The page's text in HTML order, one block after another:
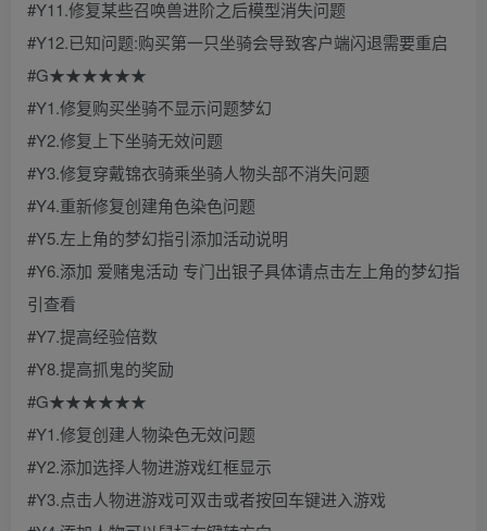
#Y11.修复某些召唤兽进阶之后模型消失问题
#Y12.已知问题:购买第一只坐骑会导致客户端闪退需要重启
#G★★★★★★
#Y1.修复购买坐骑不显示问题梦幻
#Y2.修复上下坐骑无效问题
#Y3.修复穿戴锦衣骑乘坐骑人物头部不消失问题
#Y4.重新修复创建角色染色问题
#Y5.左上角的梦幻指引添加活动说明
#Y6.添加 爱赌鬼活动 专门出银子具体请点击左上角的梦幻指
引查看
#Y7.提高经验倍数
#Y8.提高抓鬼的奖励
#G★★★★★★
#Y1.修复创建人物染色无效问题
#Y2.添加选择人物进游戏红框显示
#Y3.点击人物进游戏可双击或者按回车键进入游戏